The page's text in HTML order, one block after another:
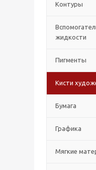
Контуры
жидкости
Пигменты
Кисти
Бумага
Графика
Мягкие